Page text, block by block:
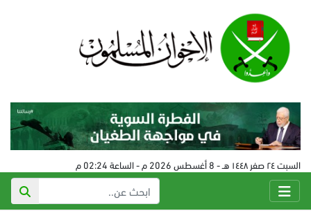
السبت ٢٤ صفر ١٤٤٨ هـ - 8 أغسطس 2026 م - الساعة 02:24 م